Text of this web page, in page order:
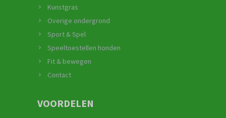
Kunstgras
Overige ondergrond
Sport & Spel
Speeltoestellen honden
Fit & bewegen
Contact
VOORDELEN